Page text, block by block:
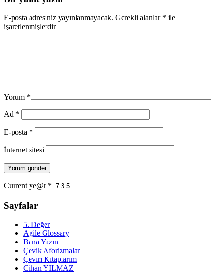
E-posta adresiniz yayınlanmayacak. Gerekli alanlar * ile
işaretlenmişlerdir
Yorum *
Ad *
E-posta *
İnternet sitesi
Current ye@r *
Sayfalar
5. Değer
Agile Glossary
Bana Yazın
Çevik Aforizmalar
Çeviri Kitaplarım
Cihan YILMAZ